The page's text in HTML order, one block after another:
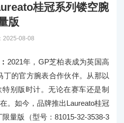
桂冠系列镂空腕
版
2025-08-08
2021年，GP芝柏表成为英国高
丁的官方腕表合作伙伴。从那以
别版时计。无论在赛车还是制
。如今，品牌推出Laureato桂冠
量版（型号：81015-32-3538-3